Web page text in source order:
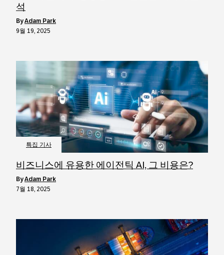
석
byAdam Park
9월 19, 2025
특집 기사
비즈니스에 유용한 에이전틱 AI, 그 비용은?
byAdam Park
7월 18, 2025